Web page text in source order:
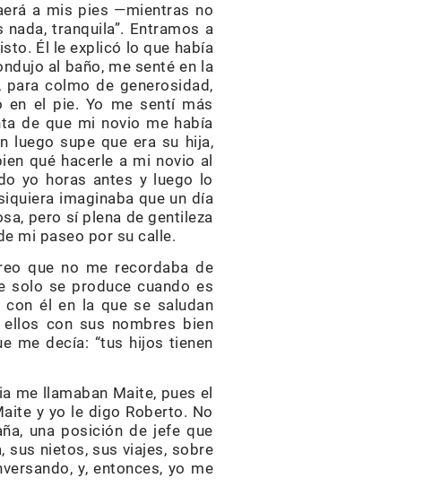
a mis pies —mientras no
tranquila”. Entramos a
Él le explicó lo que había
al baño, me senté en la
colmo de generosidad,
en el pie. Yo me sentí más
de que mi novio me había
luego supe que era su hija,
qué hacerle a mi novio al
yo horas antes y luego lo
imaginaba que un día
pero sí plena de gentileza
mi paseo por su calle.
que no me recordaba de
solo se produce cuando es
con él en la que se saludan
con sus nombres bien
me decía: “tus hijos tienen
me llamaban Maite, pues el
y yo le digo Roberto. No
una posición de jefe que
sus nietos, sus viajes, sobre
y, entonces, yo me